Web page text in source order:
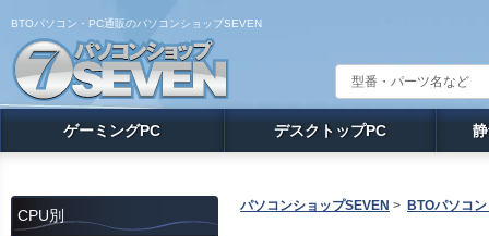
BTOパソコン・PC通販のパソコンショップSEVEN
ゲーミングPC デスクトップPC
パソコンショップSEVEN > BTOパソコ
CPU別